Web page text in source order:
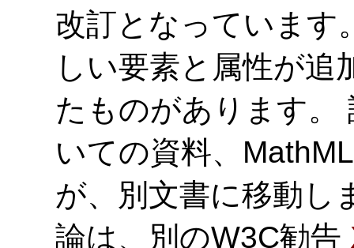
改訂となっています
しい要素と属性が追
たものがあります。
いての資料、
が、別文書に移動し
論は、別のW3C勧告